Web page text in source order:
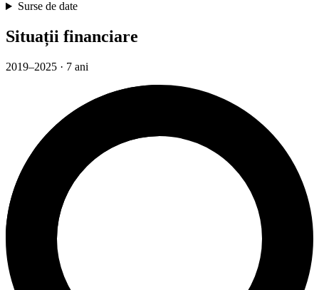
Surse de date
Situații financiare
2019–2025 · 7 ani